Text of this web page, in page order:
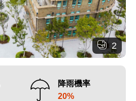
2
降雨機率
20%